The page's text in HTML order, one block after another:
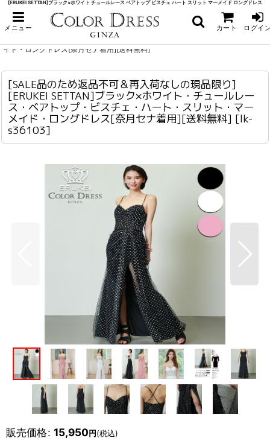
[ERUKEI SETTAN]ブラック×ホワイト チュールレース ベアトップ ビスチェ ハート スリット マーメイド ロングドレス
メニュー カート ログイ
ホーム
ロング・マキシ
> [SALE品のため返品不可＆再入荷なしの現品限り][ERUKEI SETTAN]ブラック×
ホワイト・チュールレース・ベアトップ・ビスチェ・ハート・スリット・マーメ
イド・ロングドレス[奈月セナ着用][送料無料]
[SALE品のため返品不可＆再入荷なしの現品限り]
[ERUKEI SETTAN]ブラック×ホワイト・チュールレー
ス・ベアトップ・ビスチェ・ハート・スリット・マー
メイド・ロングドレス[奈月セナ着用][送料無料] [lk-
s36103]
販売価格: 15,950円(税込)